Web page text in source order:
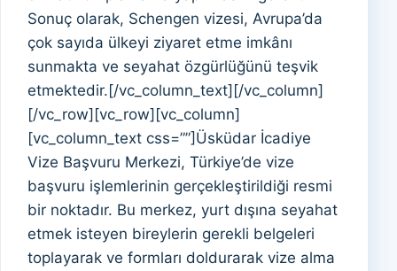
Sonuç olarak, Schengen vizesi, Avrupa’da
çok sayıda ülkeyi ziyaret etme imkânı
sunmakta ve seyahat özgürlüğünü teşvik
etmektedir.[/vc_column_text][/vc_column]
[/vc_row][vc_row][vc_column]
[vc_column_text css=””]Üsküdar İcadiye
Vize Başvuru Merkezi, Türkiye’de vize
başvuru işlemlerinin gerçekleştirildiği resmi
bir noktadır. Bu merkez, yurt dışına seyahat
etmek isteyen bireylerin gerekli belgeleri
toplayarak ve formları doldurarak vize alma